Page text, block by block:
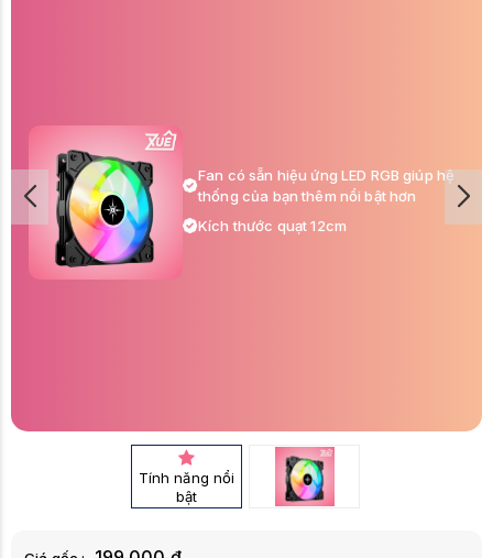
Fan có sẵn hiệu ứng LED RGB giúp hệ
thống của bạn thêm nổi bật hơn
Kích thước quạt 12cm
Tính năng nổi
bật